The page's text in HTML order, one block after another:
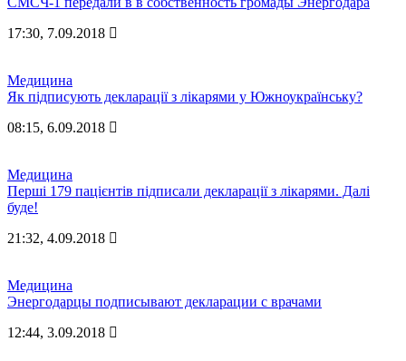
17:30, 7.09.2018
Медицина
Як підписують декларації з лікарями у Южноукраїнську?
08:15, 6.09.2018
Медицина
Перші 179 пацієнтів підписали декларації з лікарями. Далі
буде!
21:32, 4.09.2018
Медицина
Энергодарцы подписывают декларации с врачами
12:44, 3.09.2018